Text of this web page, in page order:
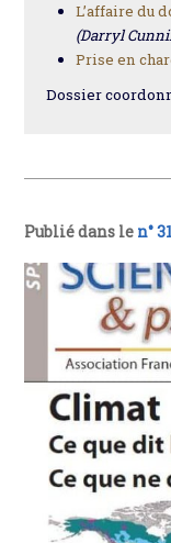
L’affaire du
(Darryl
Prise en
Dossier
Publié dans le n°